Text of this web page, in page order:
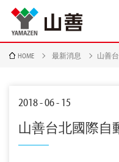
HOME 最新消息 山善
2018 - 06 - 15
山善台北國際自